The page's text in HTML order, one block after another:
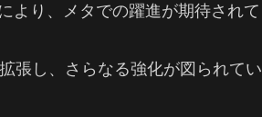
より、メタでの躍進が期待されて
張し、さらなる強化が図られてい